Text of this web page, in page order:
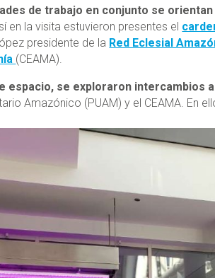
de trabajo en conjunto se
en la visita estuvieron presentes el
presidente de la Red Eclesial
(CEAMA).
espacio, se exploraron intercambios
Amazónico (PUAM) y el CEAMA. En